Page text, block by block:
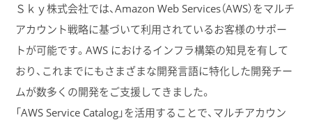
Ｓｋｙ株式会社では、Amazon Web Services（AWS）をマルチ
アカウント戦略に基づいて利用されているお客様のサポー
トが可能です。AWS におけるインフラ構築の知見を有して
おり、これまでにもさまざまな開発言語に特化した開発チー
ムが数多くの開発をご支援してきました。
「AWS Service Catalog」を活用することで、マルチアカウン